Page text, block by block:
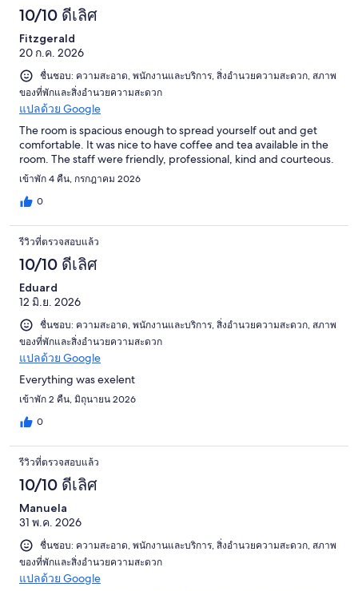
10/10 ดีเลิศ
Fitzgerald
20 ก.ค. 2026
ชื่นชอบ: ความสะอาด, พนักงานและบริการ, สิ่งอำนวยความสะดวก, สภาพ
ของที่พักและสิ่งอำนวยความสะดวก
แปลด้วย Google
The room is spacious enough to spread yourself out and get
comfortable. It was nice to have coffee and tea available in the
room. The staff were friendly, professional, kind and courteous.
เข้าพัก 4 คืน, กรกฎาคม 2026
0
รีวิวที่ตรวจสอบแล้ว
10/10 ดีเลิศ
Eduard
12 มิ.ย. 2026
ชื่นชอบ: ความสะอาด, พนักงานและบริการ, สิ่งอำนวยความสะดวก, สภาพ
ของที่พักและสิ่งอำนวยความสะดวก
แปลด้วย Google
Everything was exelent
เข้าพัก 2 คืน, มิถุนายน 2026
0
รีวิวที่ตรวจสอบแล้ว
10/10 ดีเลิศ
Manuela
31 พ.ค. 2026
ชื่นชอบ: ความสะอาด, พนักงานและบริการ, สิ่งอำนวยความสะดวก, สภาพ
ของที่พักและสิ่งอำนวยความสะดวก
แปลด้วย Google